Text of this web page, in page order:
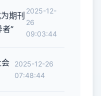
期刊
”
2025-12-
26
09:03:44
2025-12-26
07:48:44